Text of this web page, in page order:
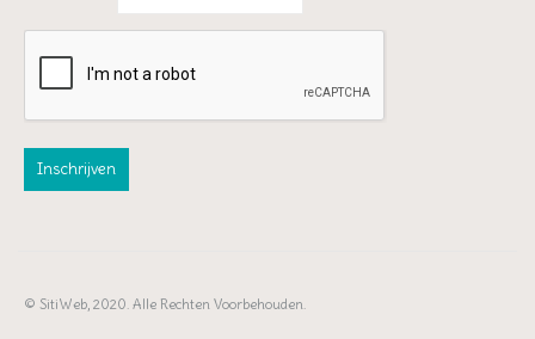
© SitiWeb, 2020. Alle Rechten Voorbehouden.